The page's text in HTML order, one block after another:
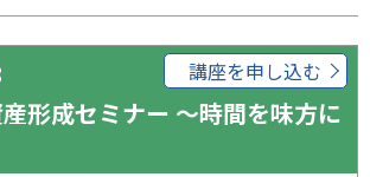
形成セミナー ～時間を味方に
講座を申し込む